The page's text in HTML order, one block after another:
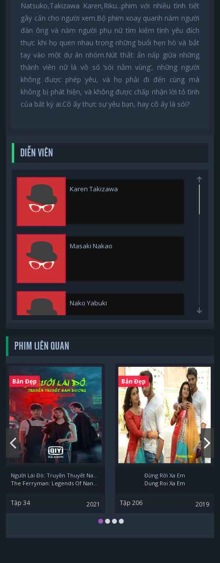
Natsuko,Takizawa Karen,Riku...phim với nhiều tình tiết
gây cấn cho người xem.Bộ phim xoay quanh năm người
đàn ông và năm người phụ nữ tìm kiếm tình yêu đích
thực khi họ quen nhau trong những buổi hẹn hò và bắt
tay vào một dự án nhóm.Nút thắt: ẩn nấp giữa những
thành viên nữ là vô số ‘sói nằm vùng’, những người
không được phép yêu, và họ phải đi đến cùng mà
không bị phát hiện, và không được chấp nhận lời tỏ tình
của bất kỳ ai.Cô ấy thực sự yêu bạn, hay cô ấy là sói?
DIỄN VIÊN
Karen Takizawa
Masaki Nakao
Nako Yabuki
Riku Aoyama
Robin Furuya
PHIM LIÊN QUAN
Bản Đẹp
Tập 34 2021
Bản Đẹp
Đừng Rời Xa Em
Dung Roi Xa Em
Tập 206 2019